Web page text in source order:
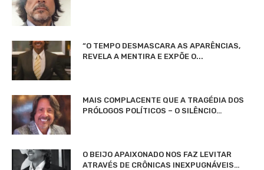
“O TEMPO DESMASCARA AS APARÊNCIAS,
REVELA A MENTIRA E EXPÕE O...
MAIS COMPLACENTE QUE A TRAGÉDIA DOS
PRÓLOGOS POLÍTICOS – O SILÊNCIO…
O BEIJO APAIXONADO NOS FAZ LEVITAR
ATRAVÉS DE CRÔNICAS INEXPUGNÁVEIS…